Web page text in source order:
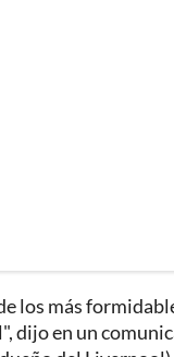
los más
dijo en un